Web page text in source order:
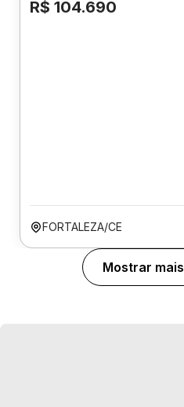
R$ 104.690
FORTALEZA/CE
Mostrar